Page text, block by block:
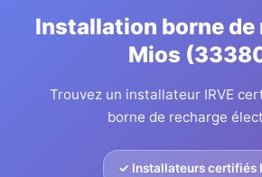
Installation borne de
Mios
Trouvez un installateur IRVE
borne de recharge
✓ Installateurs certifiés